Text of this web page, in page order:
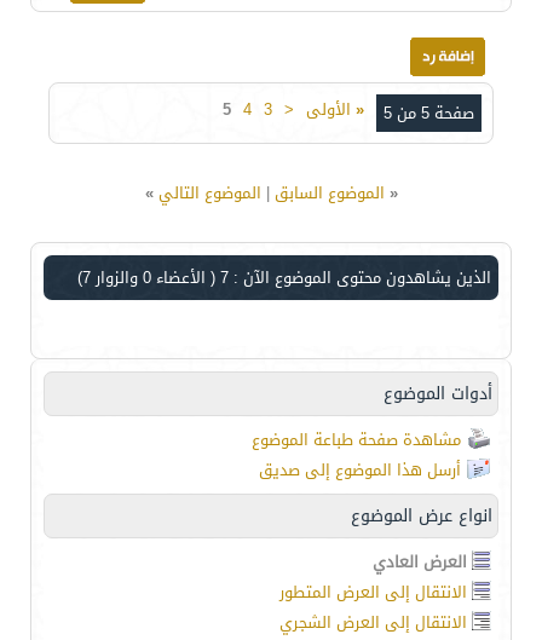
صفحة 5 من 5 « الأولى <
3
4
5
« الموضوع السابق| الموضوع التالي»
الذين يشاهدون محتوى الموضوع الآن : 7 ( الأعضاء 0 والزوار 7)
أدوات الموضوع
مشاهدة صفحة طباعة الموضوع
أرسل هذا الموضوع إلى صديق
انواع عرض الموضوع
العرض العادي
الانتقال إلى العرض المتطور
الانتقال إلى العرض الشجري